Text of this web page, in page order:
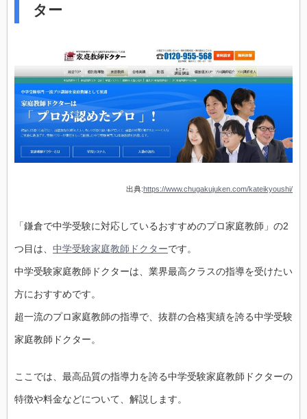
ター
出典:https://www.chugakujuken.com/kateikyoushi/
「鎌倉で中学受験に対応しているおすすめのプロ家庭教師」の2
つ目は、 中学受験家庭教師ドクターです。
中学受験家庭教師ドクターは、業界最高クラスの指導を受けたい
方におすすめです。
超一流のプロ家庭教師の指導で、抜群の合格実績を誇る中学受験
家庭教師ドクター。
ここでは、最高品質の指導力を誇る中学受験家庭教師ドクターの
特徴や料金などについて、解説します。